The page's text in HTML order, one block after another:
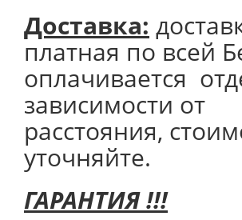
Доставка:
платная по всей
оплачивается
зависимости от
расстояния,
уточняйте.
ГАРАНТИЯ !!!